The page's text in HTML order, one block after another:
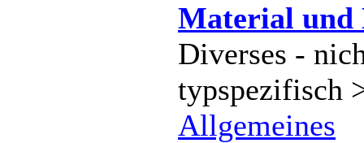
Material und
Diverses -
typspezifisch
Allgemeines